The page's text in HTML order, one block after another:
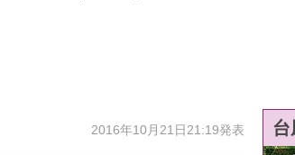
2016年10月21日21:19発表